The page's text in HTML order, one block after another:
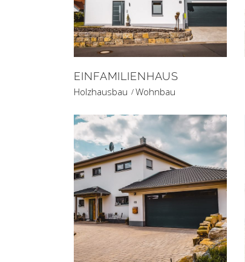
EINFAMILIENHAUS
Holzhausbau Wohnbau